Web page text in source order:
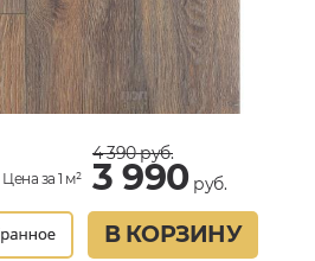
Цена за 1 м²
4 390руб.
3 990руб.
В КОРЗИНУ